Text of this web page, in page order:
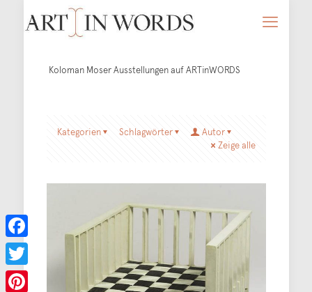
Koloman Moser Ausstellungen auf ARTinWORDS
Kategorien Schlagwörter
Autor
Zeige alle
Facebook
Twitter